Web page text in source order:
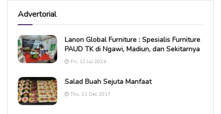
Advertorial
Lanon Global Furniture : Spesialis Furniture
PAUD TK di Ngawi, Madiun, dan Sekitarnya
Fri, 12 Jul 2024
Salad Buah Sejuta Manfaat
Thu, 21 Dec 2017